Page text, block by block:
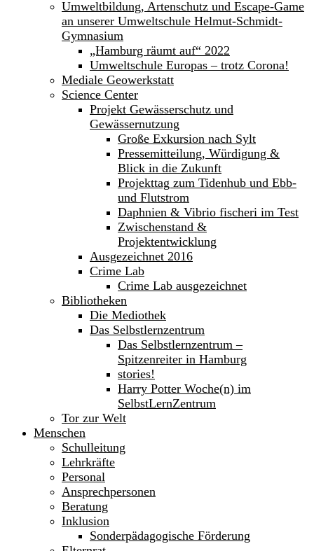
Umweltbildung, Artenschutz und Escape-Game
an unserer Umweltschule Helmut-Schmidt-
Gymnasium
„Hamburg räumt auf“ 2022
Umweltschule Europas – trotz Corona!
Mediale Geowerkstatt
Science Center
Projekt Gewässerschutz und
Gewässernutzung
Große Exkursion nach Sylt
Pressemitteilung, Würdigung &
Blick in die Zukunft
Projekttag zum Tidenhub und Ebb-
und Flutstrom
Daphnien & Vibrio fischeri im Test
Zwischenstand &
Projektentwicklung
Ausgezeichnet 2016
Crime Lab
Crime Lab ausgezeichnet
Bibliotheken
Die Mediothek
Das Selbstlernzentrum
Das Selbstlernzentrum –
Spitzenreiter in Hamburg
stories!
Harry Potter Woche(n) im
SelbstLernZentrum
Tor zur Welt
Menschen
Schulleitung
Lehrkräfte
Personal
Ansprechpersonen
Beratung
Inklusion
Sonderpädagogische Förderung